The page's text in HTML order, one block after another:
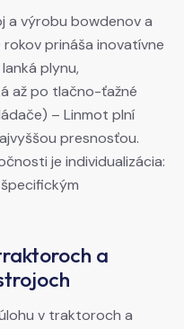
a výrobu bowdenov a
prináša inovatívne
plynu,
až po tlačno-ťažné
– Linmot plní
presnosťou.
je individualizácia:
a
v traktoroch a